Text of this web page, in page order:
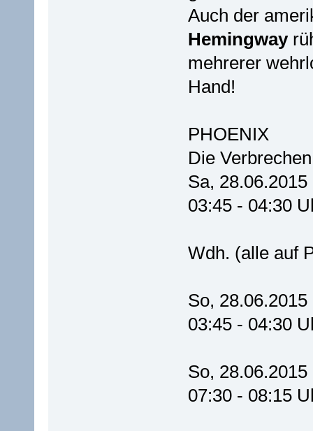
Auch der
Hemingway
mehrerer
Hand!
PHOENIX
Die
Sa, 28.06.2015
03:45 - 04:30
Wdh. (alle auf
So, 28.06.2015
03:45 - 04:30
So, 28.06.2015
07:30 - 08:15